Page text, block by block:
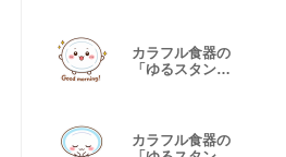
カラフル食器の
「ゆるスタン
カラフル食器の